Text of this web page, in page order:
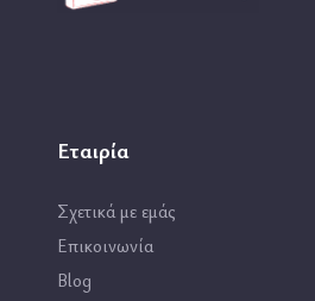
Εταιρία
Σχετικά με εμάς
Επικοινωνία
Blog